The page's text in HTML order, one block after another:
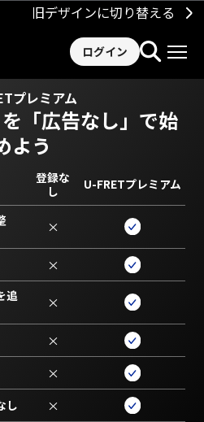
旧デザインに切り替える
ログイン
プレミアム
「広告なし」で始
よう
登録な
し
U-FRETプレミアム
×
×
追
×
×
×
し ×